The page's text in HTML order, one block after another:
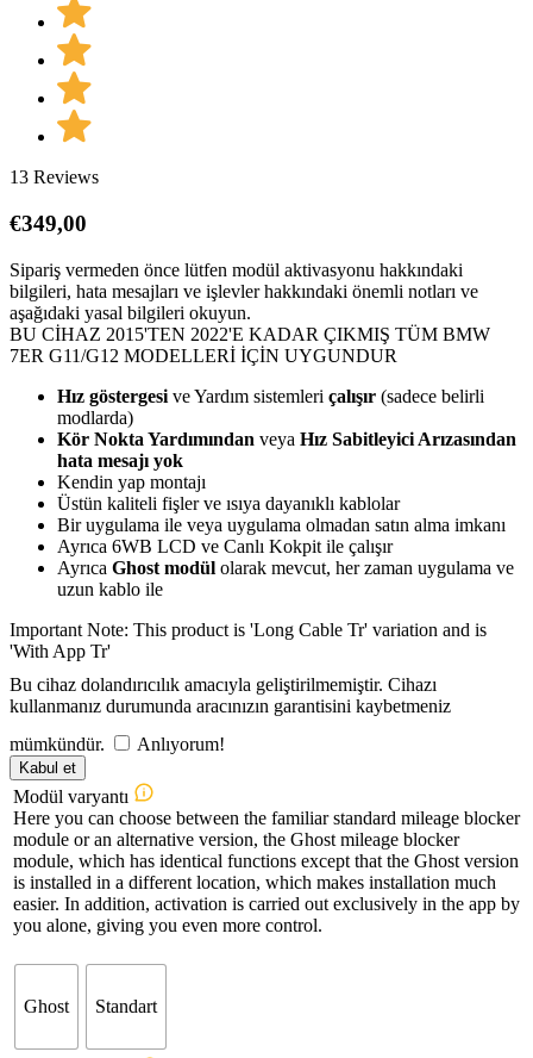
13 Reviews
€349,00
Sipariş vermeden önce lütfen modül aktivasyonu hakkındaki
bilgileri, hata mesajları ve işlevler hakkındaki önemli notları ve
aşağıdaki yasal bilgileri okuyun.
BU CİHAZ 2015'TEN 2022'E KADAR ÇIKMIŞ TÜM BMW
7ER G11/G12 MODELLERİ İÇİN UYGUNDUR
Hız göstergesi ve Yardım sistemleri çalışır (sadece belirli
modlarda)
Kör Nokta Yardımından veya Hız Sabitleyici Arızasından
hata mesajı yok
Kendin yap montajı
Üstün kaliteli fişler ve ısıya dayanıklı kablolar
Bir uygulama ile veya uygulama olmadan satın alma imkanı
Ayrıca 6WB LCD ve Canlı Kokpit ile çalışır
Ayrıca Ghost modül olarak mevcut, her zaman uygulama ve
uzun kablo ile
Important Note: This product is 'Long Cable Tr' variation and is
'With App Tr'
Bu cihaz dolandırıcılık amacıyla geliştirilmemiştir. Cihazı
kullanmanız durumunda aracınızın garantisini kaybetmeniz
mümkündür.
Anlıyorum!
Kabul et
Modül varyantı
Here you can choose between the familiar standard mileage blocker
module or an alternative version, the Ghost mileage blocker
module, which has identical functions except that the Ghost version
is installed in a different location, which makes installation much
easier. In addition, activation is carried out exclusively in the app by
you alone, giving you even more control.
Ghost Standart